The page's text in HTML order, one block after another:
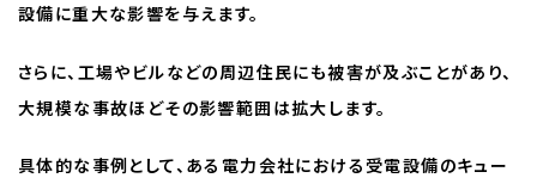
設備に重大な影響を与えます。
さらに、工場やビルなどの周辺住民にも被害が及ぶことがあり、
大規模な事故ほどその影響範囲は拡大します。
具体的な事例として、ある電力会社における受電設備のキュー